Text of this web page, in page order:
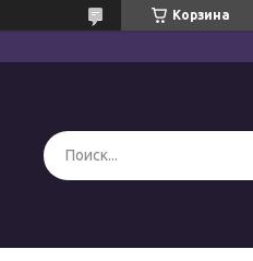
Корзина